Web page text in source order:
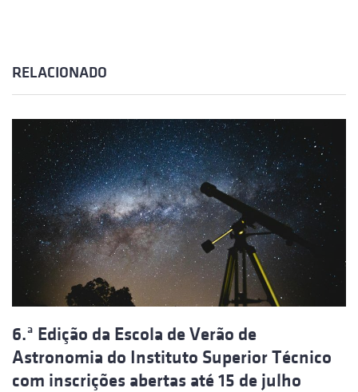
RELACIONADO
6.ª Edição da Escola de Verão de
Astronomia do Instituto Superior Técnico
com inscrições abertas até 15 de julho